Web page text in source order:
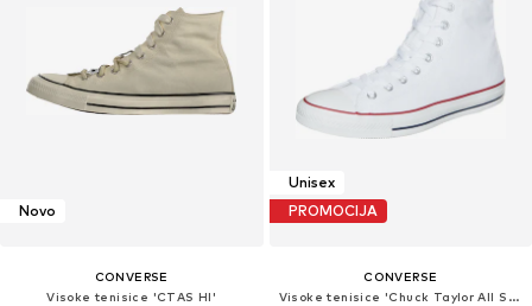
Novo
CONVERSE
Visoke tenisice 'CTAS HI'
Unisex
PROMOCIJA
CONVERSE
Visoke tenisice 'Chuck Taylor All Star Classic'